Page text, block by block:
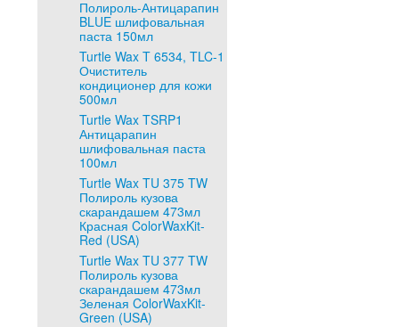
Полироль-Антицарапин
BLUE шлифовальная
паста 150мл
Turtle Wax T 6534, TLC-1
Очиститель
кондиционер для кожи
500мл
Turtle Wax TSRP1
Антицарапин
шлифовальная паста
100мл
Turtle Wax TU 375 TW
Полироль кузова
скарандашем 473мл
Красная ColorWaxKit-
Red (USA)
Turtle Wax TU 377 TW
Полироль кузова
скарандашем 473мл
Зеленая ColorWaxKit-
Green (USA)